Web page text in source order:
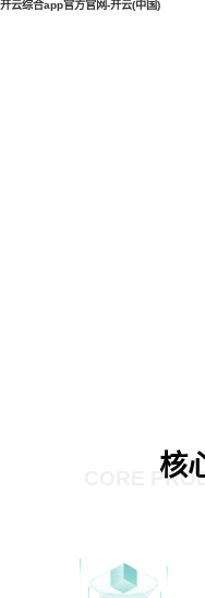
开云综合app官方官网-开云(中国)
核
CORE